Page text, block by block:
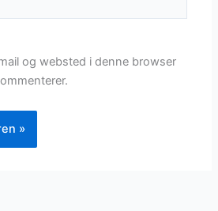
og websted i denne browser